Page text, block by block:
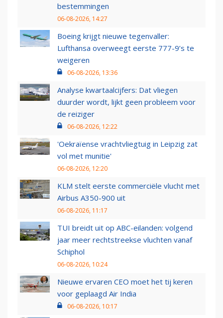
bestemmingen
06-08-2026, 14:27
Boeing krijgt nieuwe tegenvaller:
Lufthansa overweegt eerste 777-9’s te
weigeren
06-08-2026, 13:36
Analyse kwartaalcijfers: Dat vliegen
duurder wordt, lijkt geen probleem voor
de reiziger
06-08-2026, 12:22
'Oekraïense vrachtvliegtuig in Leipzig zat
vol met munitie'
06-08-2026, 12:20
KLM stelt eerste commerciële vlucht met
Airbus A350-900 uit
06-08-2026, 11:17
TUI breidt uit op ABC-eilanden: volgend
jaar meer rechtstreekse vluchten vanaf
Schiphol
06-08-2026, 10:24
Nieuwe ervaren CEO moet het tij keren
voor geplaagd Air India
06-08-2026, 10:17